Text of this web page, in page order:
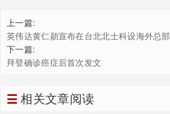
上一篇:
英伟达黄仁勋宣布在台北北士科设海外总部
下一篇:
拜登确诊癌症后首次发文
相关文章阅读